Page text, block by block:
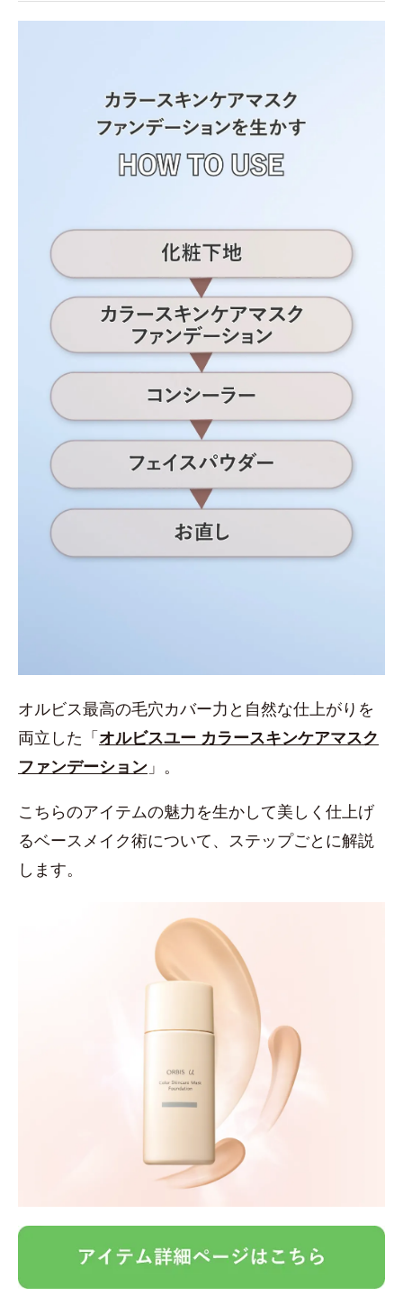
オルビス最高の毛穴カバー力と自然な仕上がりを
両立した「オルビスユー カラースキンケアマスク
ファンデーション 」。
こちらのアイテムの魅力を生かして美しく仕上げ
るベースメイク術について、ステップごとに解説
します。